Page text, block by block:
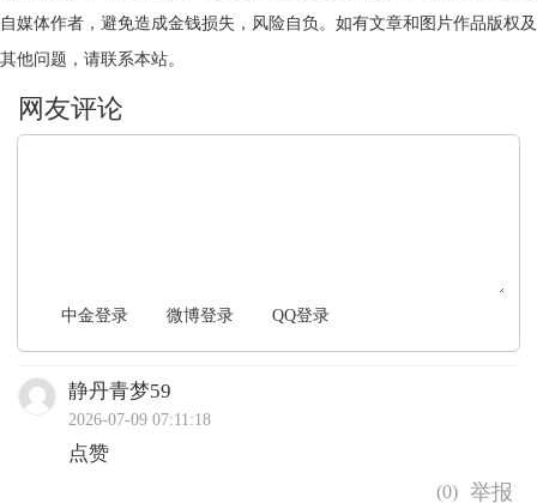
自媒体作者，避免造成金钱损失，风险自负。如有文章和图片作品版权及
其他问题，请联系本站。
中金登录 微博登录 QQ登录
静丹青梦59
2026-07-09 07:11:18
点赞
(0)